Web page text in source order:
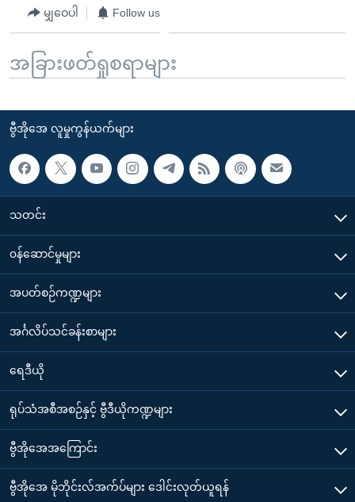
မျှဝေပါ Follow us
အခြားဖတ်ရှုစရာများ
ဗွီအိုအေ လူမှုကွန်ယက်များ
သတင်း
၀န်ဆောင်မှုများ
အပတ်စဉ်ကဏ္ဍများ
အင်္ဂလိပ်သင်ခန်းစာများ
ရေဒီယို
ရုပ်သံအစီအစဉ်နှင့် ဗွီဒီယိုကဏ္ဍများ
ဗွီအိုအေအကြောင်း
ဗွီအိုအေ မိုဘိုင်းလ်အက်ပ်များ ဒေါင်းလုတ်ယူရန်